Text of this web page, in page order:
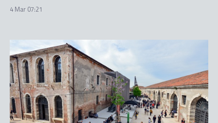
4 Mar 07:21